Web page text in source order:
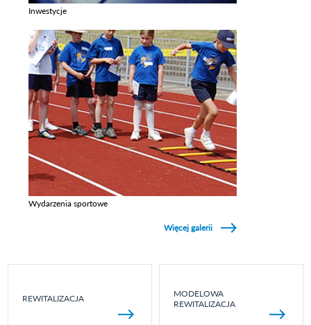
Inwestycje
Wydarzenia sportowe
Więcej galerii
REWITALIZACJA
MODELOWA
REWITALIZACJA